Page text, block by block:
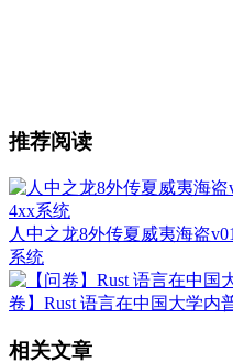
推荐阅读
人中之龙8外传夏威夷海盗
系统
卷】Rust 语言在中国大学内
相关文章